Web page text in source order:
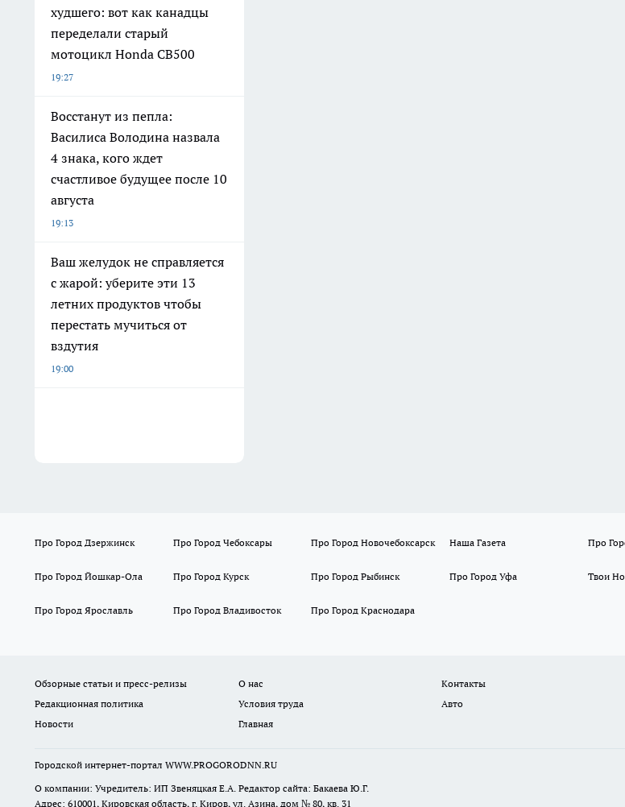
худшего: вот как канадцы
переделали старый
мотоцикл Honda CB500
19:27
Восстанут из пепла:
Василиса Володина назвала
4 знака, кого ждет
счастливое будущее после 10
августа
19:13
Ваш желудок не справляется
с жарой: уберите эти 13
летних продуктов чтобы
перестать мучиться от
вздутия
19:00
Про Город Дзержинск Про Город Чебоксары Про Город Новочебоксарск Наша Газета Про
Про Город Йошкар-Ола Про Город Курск Про Город Рыбинск Про Город Уфа Твои
Про Город Ярославль Про Город Владивосток Про Город Краснодара
Обзорные статьи и пресс-релизы О нас
Контакты
Редакционная политика
Условия труда
Авто
Новости
Главная
Городской интернет-портал WWW.PROGORODNN.RU
О компании: Учредитель: ИП Звеняцкая Е.А. Редактор сайта: Бакаева Ю.Г.
Адрес: 610001, Кировская область, г. Киров, ул. Азина, дом № 80, кв. 31